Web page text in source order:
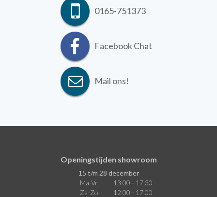
0165-751373
Facebook Chat
Mail ons!
Openingstijden showroom
15 t/m 28 december
Ma-Vr
13:00 - 17:30
Za-Zo
12:00 - 17:00